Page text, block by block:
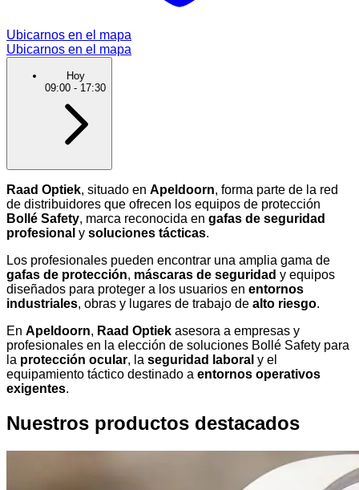
Ubicarnos en el mapa
Ubicarnos en el mapa
Hoy
09:00 - 17:30
Raad Optiek, situado en Apeldoorn, forma parte de la red
de distribuidores que ofrecen los equipos de protección
Bollé Safety, marca reconocida en gafas de seguridad
profesional y soluciones tácticas.
Los profesionales pueden encontrar una amplia gama de
gafas de protección, máscaras de seguridad y equipos
diseñados para proteger a los usuarios en entornos
industriales, obras y lugares de trabajo de alto riesgo.
En Apeldoorn, Raad Optiek asesora a empresas y
profesionales en la elección de soluciones Bollé Safety para
la protección ocular, la seguridad laboral y el
equipamiento táctico destinado a entornos operativos
exigentes.
Nuestros productos destacados